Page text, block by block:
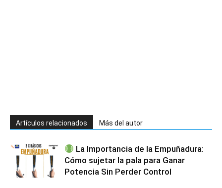
Artículos relacionados Más del autor
La Importancia de la Empuñadura:
Cómo sujetar la pala para Ganar
Potencia Sin Perder Control